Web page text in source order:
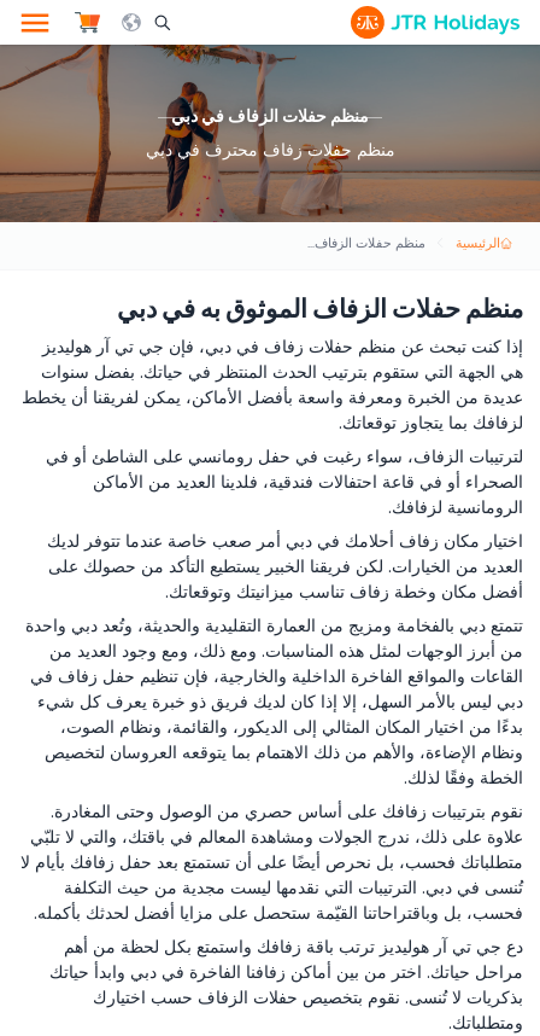
Search Opener Icon
منظم حفلات الزفاف في دبي
منظم حفلات زفاف محترف في دبي
الرئيسية منظم حفلات الزفاف في دبي
منظم حفلات الزفاف الموثوق به في دبي
إذا كنت تبحث عن منظم حفلات زفاف في دبي، فإن جي تي آر هوليديز
هي الجهة التي ستقوم بترتيب الحدث المنتظر في حياتك. بفضل سنوات
عديدة من الخبرة ومعرفة واسعة بأفضل الأماكن، يمكن لفريقنا أن يخطط
لزفافك بما يتجاوز توقعاتك.
لترتيبات الزفاف، سواء رغبت في حفل رومانسي على الشاطئ أو في
الصحراء أو في قاعة احتفالات فندقية، فلدينا العديد من الأماكن
الرومانسية لزفافك.
اختيار مكان زفاف أحلامك في دبي أمر صعب خاصة عندما تتوفر لديك
العديد من الخيارات. لكن فريقنا الخبير يستطيع التأكد من حصولك على
أفضل مكان وخطة زفاف تناسب ميزانيتك وتوقعاتك.
تتمتع دبي بالفخامة ومزيج من العمارة التقليدية والحديثة، وتُعد دبي واحدة
من أبرز الوجهات لمثل هذه المناسبات. ومع ذلك، ومع وجود العديد من
القاعات والمواقع الفاخرة الداخلية والخارجية، فإن تنظيم حفل زفاف في
دبي ليس بالأمر السهل، إلا إذا كان لديك فريق ذو خبرة يعرف كل شيء
بدءًا من اختيار المكان المثالي إلى الديكور، والقائمة، ونظام الصوت،
ونظام الإضاءة، والأهم من ذلك الاهتمام بما يتوقعه العروسان لتخصيص
الخطة وفقًا لذلك.
نقوم بترتيبات زفافك على أساس حصري من الوصول وحتى المغادرة.
علاوة على ذلك، ندرج الجولات ومشاهدة المعالم في باقتك، والتي لا تلبّي
متطلباتك فحسب، بل نحرص أيضًا على أن تستمتع بعد حفل زفافك بأيام لا
تُنسى في دبي. الترتيبات التي نقدمها ليست مجدية من حيث التكلفة
فحسب، بل وباقتراحاتنا القيّمة ستحصل على مزايا أفضل لحدثك بأكمله.
دع جي تي آر هوليديز ترتب باقة زفافك واستمتع بكل لحظة من أهم
مراحل حياتك. اختر من بين أماكن زفافنا الفاخرة في دبي وابدأ حياتك
بذكريات لا تُنسى. نقوم بتخصيص حفلات الزفاف حسب اختيارك
ومتطلباتك.